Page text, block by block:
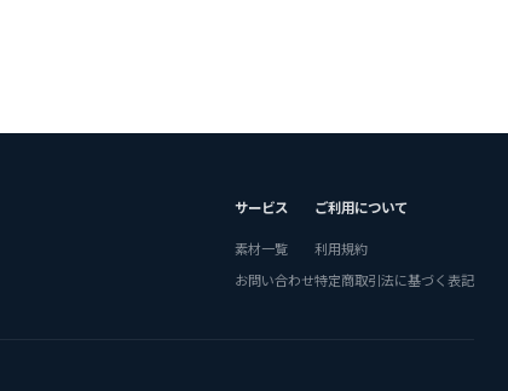
サービス
素材一覧
お問い合わせ
ご利用について
利用規約
特定商取引法に基づく表記